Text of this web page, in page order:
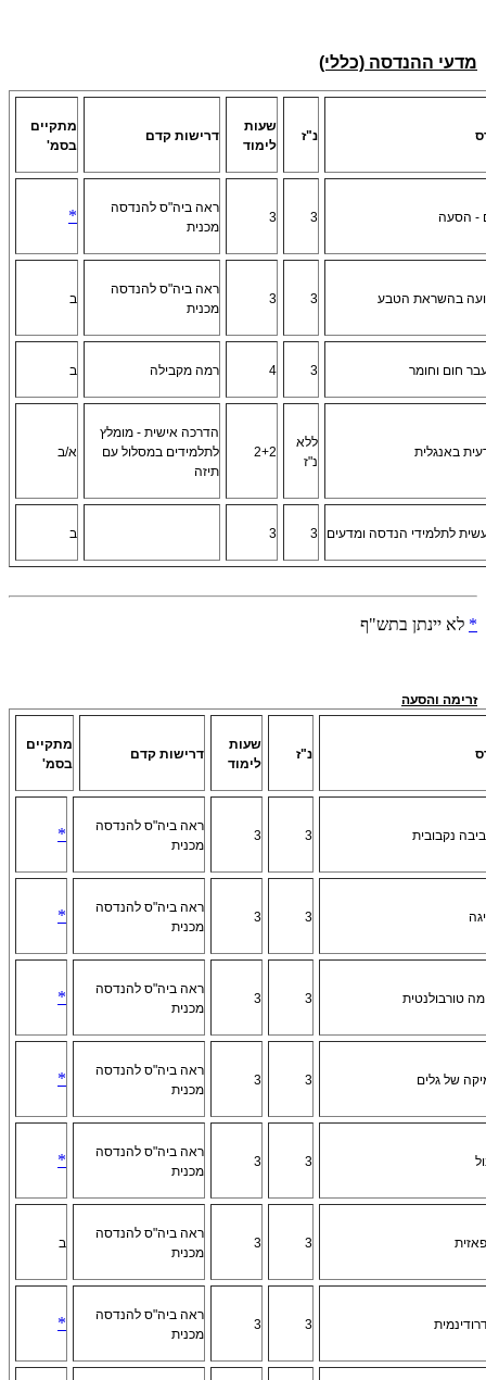
מדעי ההנדסה (כללי)
נ"ז
שעות
לימוד
דרישות קדם
מתקיים
בסמ'
- הסעה 3
3
ראה ביה"ס להנדסה
מכנית
*
בהשראת הטבע 3
3
ראה ביה"ס להנדסה
מכנית
ב
חום וחומר 3
4 רמה מקבילה ב
באנגלית
ללא
נ"ז
2+2
הדרכה אישית - מומלץ
לתלמידים במסלול עם
תיזה
א/ב
לתלמידי הנדסה ומדעים 3
3 ב
* לא יינתן בתש"ף
זרימה והסעה
נ"ז
שעות
לימוד
דרישות קדם
מתקיים
בסמ'
נקבובית 3
3
ראה ביה"ס להנדסה
מכנית
*
3
3
ראה ביה"ס להנדסה
מכנית
*
טורבולנטית 3
3
ראה ביה"ס להנדסה
מכנית
*
של גלים 3
3
ראה ביה"ס להנדסה
מכנית
*
3
3
ראה ביה"ס להנדסה
מכנית
*
3
3
ראה ביה"ס להנדסה
מכנית
ב
3
3
ראה ביה"ס להנדסה
מכנית
*